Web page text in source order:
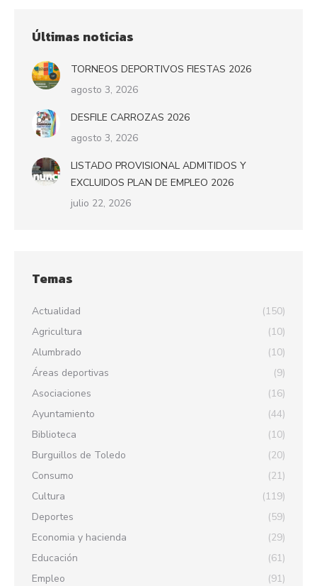
Últimas noticias
TORNEOS DEPORTIVOS FIESTAS 2026
agosto 3, 2026
DESFILE CARROZAS 2026
agosto 3, 2026
LISTADO PROVISIONAL ADMITIDOS Y
EXCLUIDOS PLAN DE EMPLEO 2026
julio 22, 2026
Temas
Actualidad
(150)
Agricultura
(10)
Alumbrado
(10)
Áreas deportivas
(9)
Asociaciones
(16)
Ayuntamiento
(44)
Biblioteca
(10)
Burguillos de Toledo
(20)
Consumo
(21)
Cultura
(119)
Deportes
(59)
Economia y hacienda
(29)
Educación
(61)
Empleo
(91)